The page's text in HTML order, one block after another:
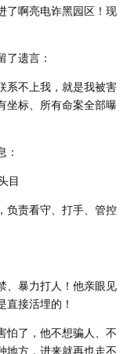
了啊亮电诈黑园区！现
遗言：
系不上我，就是我被害
坐标、所有命案全部曝
：
目
负责看守、打手、管控
、暴力打人！他亲眼见
接活埋的！
怕了，他不想骗人、不
地方，进来就再也走不